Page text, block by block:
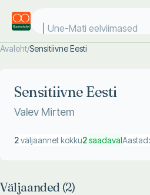
Une-Mati eelviimased
Avaleht/Sensitiivne Eesti
Sensitiivne Eesti
Valev Mirtem
2väljaannet kokku2saadavalAastad:
Väljaanded (2)